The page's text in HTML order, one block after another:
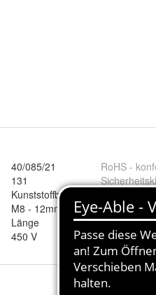
40/085/21
131
Kunststoffbecher
M8 - 12mm
Länge
450 V
RoHS -